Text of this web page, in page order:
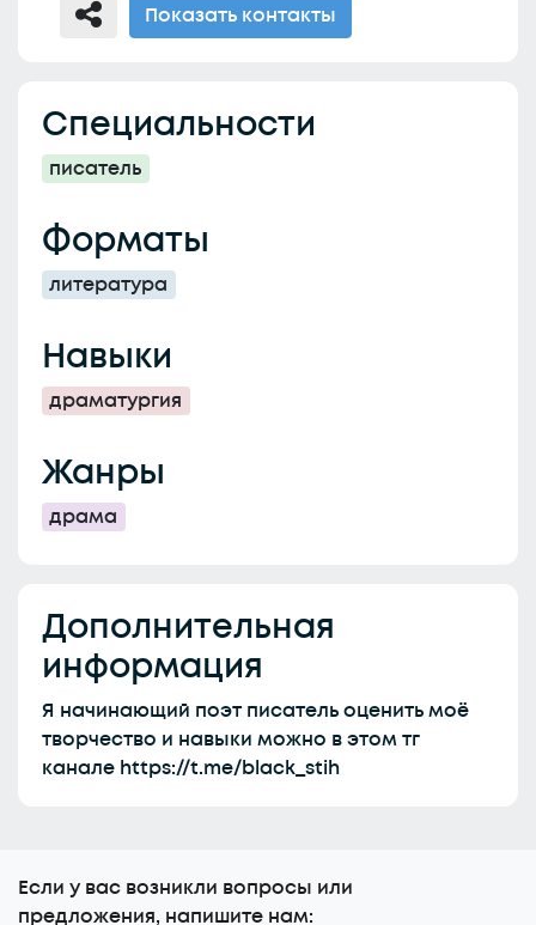
Показать контакты
Специальности
писатель
Форматы
литература
Навыки
драматургия
Жанры
драма
Дополнительная
информация
Я начинающий поэт писатель оценить моё
творчество и навыки можно в этом тг
канале https://t.me/black_stih
Еcли у вас возникли вопросы или
предложения, напишите нам: